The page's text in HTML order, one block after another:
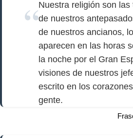
Nuestra religión son las
de nuestros
de nuestros ancianos,
aparecen en las horas
la noche por el Gran
visiones de nuestros
escrito en los
gente.